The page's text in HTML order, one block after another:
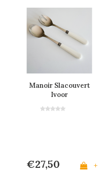
Manoir Slacouvert
Ivoor
€27,50 +